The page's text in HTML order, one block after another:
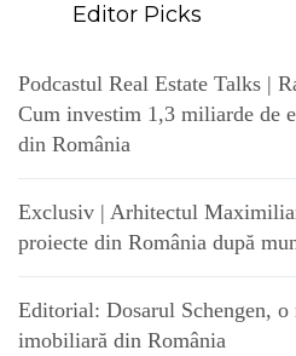
Editor Picks
Podcastul Real Estate Talks |
Cum investim 1,3 miliarde de
din România
Exclusiv | Arhitectul
proiecte din România după
Editorial: Dosarul Schengen,
imobiliară din România